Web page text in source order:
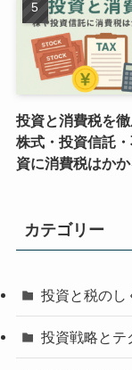
投資と消費税を徹
株式・投資信託
資に消費税はか
カテゴリー
投資と税のし
投資戦略とテ